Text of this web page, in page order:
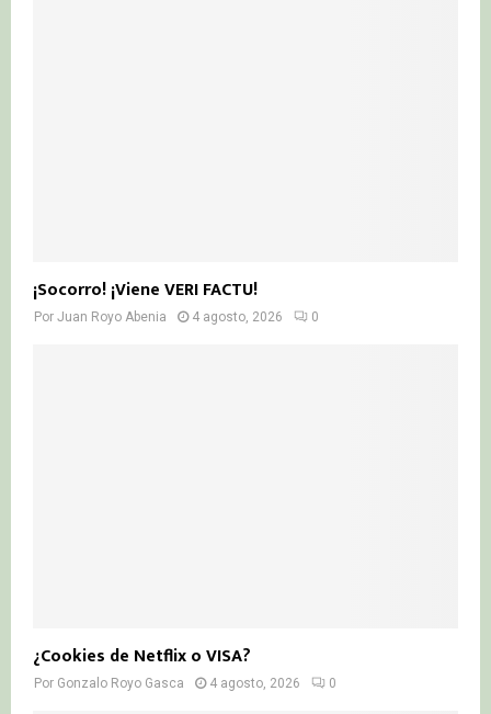
¡Socorro! ¡Viene VERI FACTU!
Por Juan Royo Abenia 4 agosto, 2026 0
¿Cookies de Netflix o VISA?
Por Gonzalo Royo Gasca 4 agosto, 2026 0